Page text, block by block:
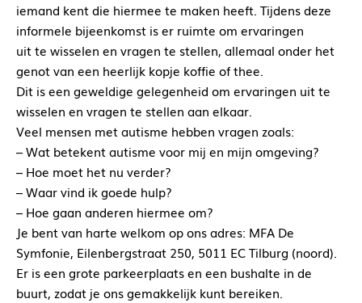
iemand kent die hiermee te maken heeft. Tijdens deze
informele bijeenkomst is er ruimte om ervaringen
uit te wisselen en vragen te stellen, allemaal onder het
genot van een heerlijk kopje koffie of thee.
Dit is een geweldige gelegenheid om ervaringen uit te
wisselen en vragen te stellen aan elkaar.
Veel mensen met autisme hebben vragen zoals:
– Wat betekent autisme voor mij en mijn omgeving?
– Hoe moet het nu verder?
– Waar vind ik goede hulp?
– Hoe gaan anderen hiermee om?
Je bent van harte welkom op ons adres: MFA De
Symfonie, Eilenbergstraat 250, 5011 EC Tilburg (noord).
Er is een grote parkeerplaats en een bushalte in de
buurt, zodat je ons gemakkelijk kunt bereiken.